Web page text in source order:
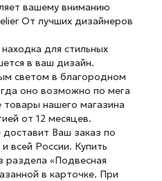
вашему вниманию
От лучших дизайнеров
для стильных
в ваш дизайн.
светом в благородном
оно возможно по мега
товары нашего магазина
от 12 месяцев.
Ваш заказ по
всей России. Купить
раздела «Подвесная
в карточке. При